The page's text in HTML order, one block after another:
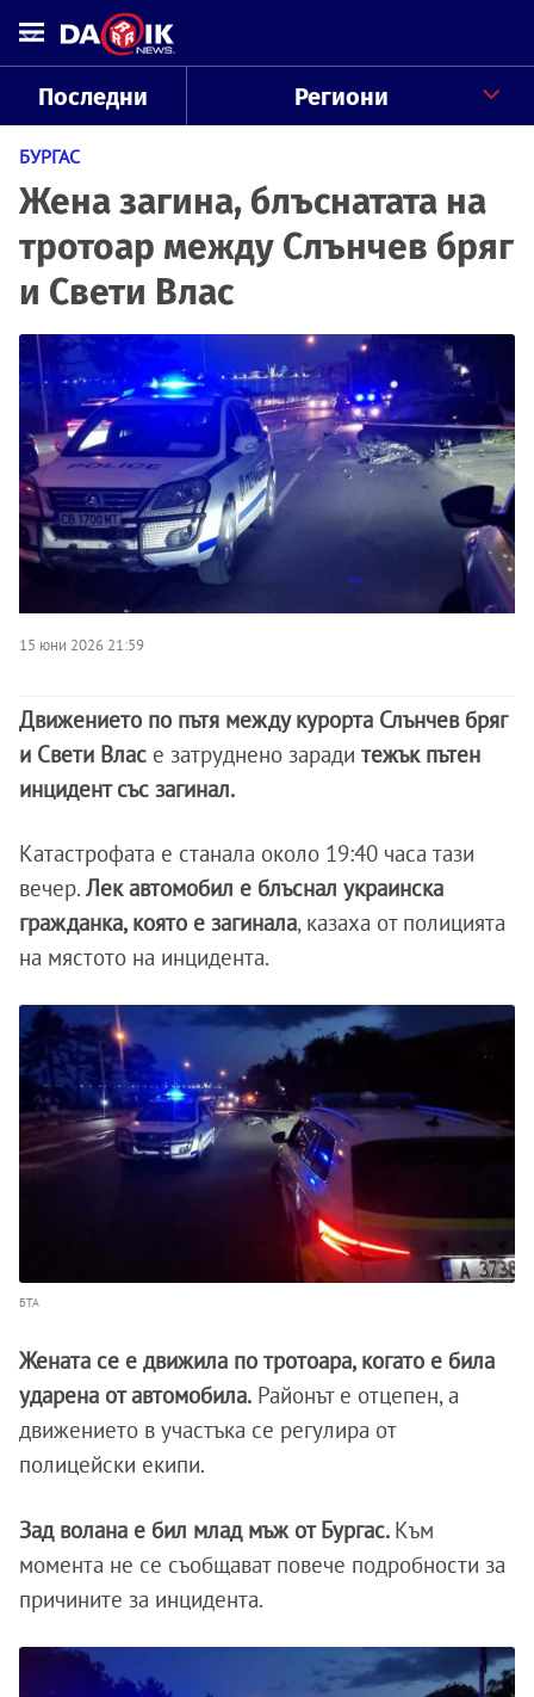
Последни Региони
БУРГАС
Жена загина, блъснатата на
тротоар между Слънчев бряг
и Свети Влас
15 юни 2026 21:59
Движението по пътя между курорта Слънчев бряг
и Свети Влас е затруднено заради тежък пътен
инцидент със загинал.
Катастрофата е станала около 19:40 часа тази
вечер. Лек автомобил е блъснал украинска
гражданка, която е загинала, казаха от полицията
на мястото на инцидента.
БТА
Жената се е движила по тротоара, когато е била
ударена от автомобила. Районът е отцепен, а
движението в участъка се регулира от
полицейски екипи.
Зад волана е бил млад мъж от Бургас. Към
момента не се съобщават повече подробности за
причините за инцидента.